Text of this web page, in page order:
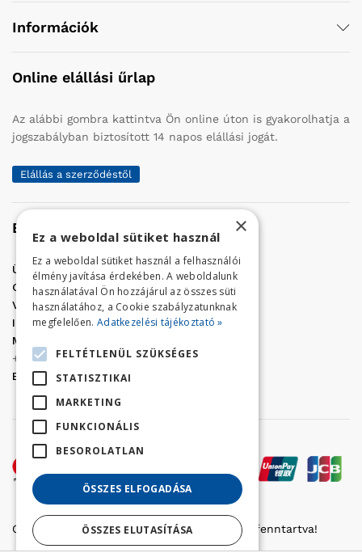
Információk
Online elállási űrlap
Az alábbi gombra kattintva Ön online úton is gyakorolhatja a
jogszabályban biztosított 14 napos elállási jogát.
Elállás a szerződéstől
Elérhetőség
Üzletünk címe:
Szolnok, Vércse út 17.
Golf Center Áruház:06 (56) 423-324
VÁR-Kert Áruház: 06 (56) 429-771
Iroda:06 (56) 421-857
Megrendelés, termék információ:
+36 (70) 938-3356
E-mail:
golfaruhaz@gmail.com
Copyright © 2022 Golfker Kft. - Minden jog fenntartva!
×
Ez a weboldal sütiket használ
Ez a weboldal sütiket használ a felhasználói
élmény javítása érdekében. A weboldalunk
használatával Ön hozzájárul az összes süti
használatához, a Cookie szabályzatunknak
megfelelően. Adatkezelési tájékoztató »
FELTÉTLENÜL SZÜKSÉGES
STATISZTIKAI
MARKETING
FUNKCIONÁLIS
BESOROLATLAN
ÖSSZES ELFOGADÁSA
ÖSSZES ELUTASÍTÁSA